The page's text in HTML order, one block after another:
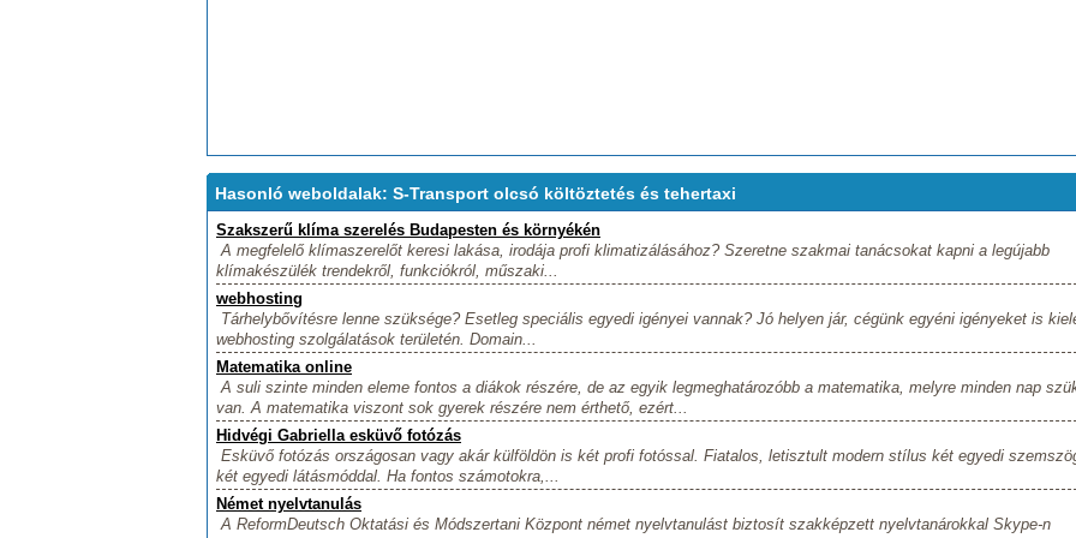
Hasonló weboldalak: S-Transport olcsó költöztetés és tehertaxi
Szakszerű klíma szerelés Budapesten és környékén
A megfelelő klímaszerelőt keresi lakása, irodája profi klimatizálásához? Szeretne szakmai tanácsokat kapni a legújabb
klímakészülék trendekről, funkciókról, műszaki...
webhosting
Tárhelybővítésre lenne szüksége? Esetleg speciális egyedi igényei vannak? Jó helyen jár, cégünk egyéni igényeket is
webhosting szolgálatások területén. Domain...
Matematika online
A suli szinte minden eleme fontos a diákok részére, de az egyik legmeghatározóbb a matematika, melyre minden nap
van. A matematika viszont sok gyerek részére nem érthető, ezért...
Hidvégi Gabriella esküvő fotózás
Esküvő fotózás országosan vagy akár külföldön is két profi fotóssal. Fiatalos, letisztult modern stílus két egyedi
két egyedi látásmóddal. Ha fontos számotokra,...
Német nyelvtanulás
A ReformDeutsch Oktatási és Módszertani Központ német nyelvtanulást biztosít szakképzett nyelvtanárokkal Skype-n